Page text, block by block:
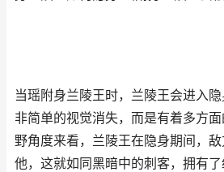
当瑶附身兰陵王时，兰陵王会进入
非简单的视觉消失，而是有着多方
野角度来看，兰陵王在隐身期间，
他，这就如同黑暗中的刺客，拥有